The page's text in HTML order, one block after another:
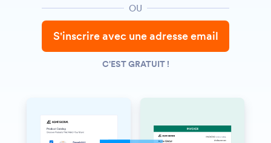
OU
S'inscrire avec une adresse email
C'EST GRATUIT !